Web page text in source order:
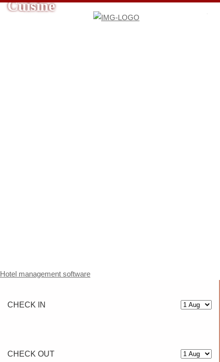
Cuisine
Hotel management software
CHECK IN
CHECK OUT